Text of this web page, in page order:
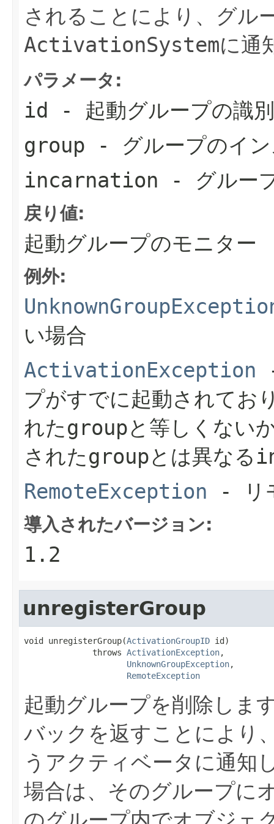
されることにより、グル
ActivationSystemに通
パラメータ:
id - 起動グループの識
group - グループのイン
incarnation - グルー
戻り値:
起動グループのモニター
例外:
い場合
ActivationException
プがすでに起動されてお
れたgroupと等しくない
されたgroupとは異なる
RemoteException - リ
導入されたバージョン:
1.2
unregisterGroup
void unregisterGroup(ActivationGroupID id)
              throws
ActivationException,
UnknownGroupException,
RemoteException
起動グループを削除しま
バックを返すことにより
うアクティベータに通知
場合は、そのグループに